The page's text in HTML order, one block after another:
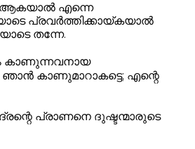
ആകയാൽ എന്നെ
പ്രവർത്തിക്കായ്കയാൽ
തന്നേ.
കാണുന്നവനായ
കാണുമാറാകട്ടെ; എന്റെ
പ്രാണനെ ദുഷ്ടന്മാരുടെ